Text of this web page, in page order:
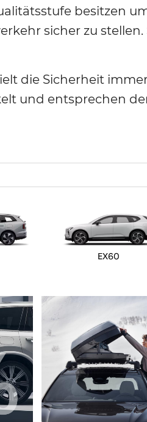
besitzen
sicher zu
die Sicherheit
und entsprechen
EX60